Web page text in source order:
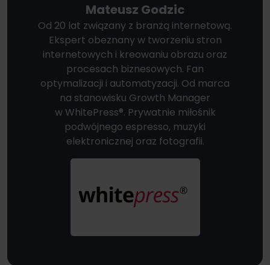
Mateusz Godzic
Od 20 lat związany z branżą internetową.
Ekspert obeznany w tworzeniu stron
internetowych i kreowaniu obrazu oraz
procesach biznesowych. Fan
optymalizacji i automatyzacji. Od marca
na stanowisku Growth Manager
w WhitePress®. Prywatnie miłośnik
podwójnego espresso, muzyki
elektronicznej oraz fotografii.